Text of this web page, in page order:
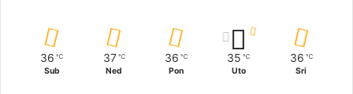
36 ℃
Sub
37 ℃
Ned
36 ℃
Pon
35 ℃
Uto
36 ℃
Sri